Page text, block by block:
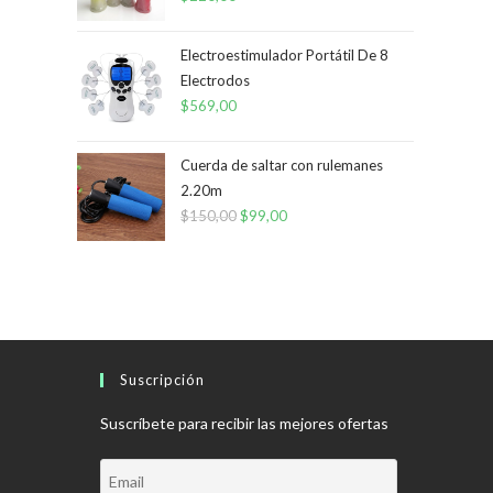
Electroestimulador Portátil De 8
Electrodos
$569,00
Cuerda de saltar con rulemanes
2.20m
$150,00El
$99,00El
Suscripción
Suscríbete para recibir las mejores ofertas